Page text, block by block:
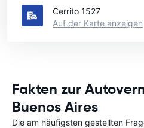
Cerrito 1527
Auf der Karte anzeigen
Fakten zur
Buenos Aires
Die am häufigsten gestellten